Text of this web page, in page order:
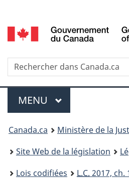
au
de
la
selection
Recherche
Menu
MENU PRINCIPAL
You
are
here:
Canada.ca
Ministère de la
Site Web de la législation
Lois codifiées
L.C. 2017, ch.